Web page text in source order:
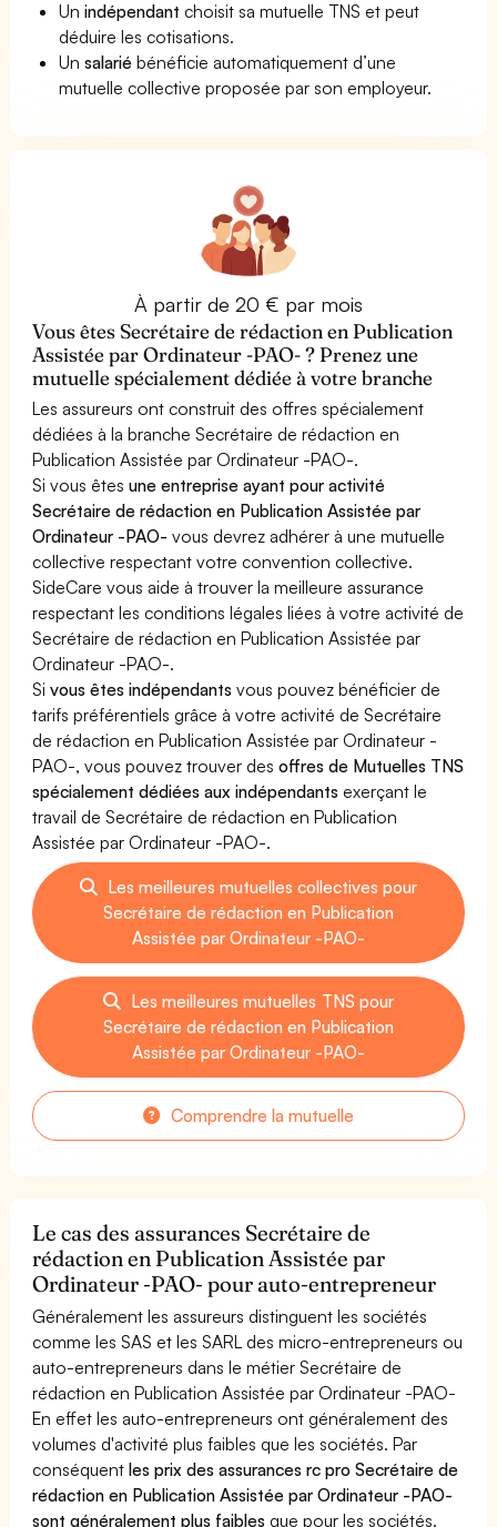
Unindépendant choisit sa mutuelle TNS et peut
déduire les cotisations.
Unsalarié bénéficie automatiquement d’une
mutuelle collective proposée par son employeur.
À partir de 20 € par mois
Vous êtes Secrétaire de rédaction en Publication
Assistée par Ordinateur -PAO- ? Prenez une
mutuelle spécialement dédiée à votre branche
Les assureurs ont construit des offres spécialement
dédiées à la branche Secrétaire de rédaction en
Publication Assistée par Ordinateur -PAO-.
Si vous êtesune entreprise ayant pour activité
Secrétaire de rédaction en Publication Assistée par
Ordinateur -PAO- vous devrez adhérer à une mutuelle
collective respectant votre convention collective.
SideCare vous aide à trouver la meilleure assurance
respectant les conditions légales liées à votre activité de
Secrétaire de rédaction en Publication Assistée par
Ordinateur -PAO-.
Sivous êtes indépendants vous pouvez bénéficier de
tarifs préférentiels grâce à votre activité de Secrétaire
de rédaction en Publication Assistée par Ordinateur -
PAO-, vous pouvez trouver desoffres de Mutuelles TNS
spécialement dédiées aux indépendants exerçant le
travail de Secrétaire de rédaction en Publication
Assistée par Ordinateur -PAO-.
Les meilleures mutuelles collectives pour
Secrétaire de rédaction en Publication
Assistée par Ordinateur -PAO-
Les meilleures mutuelles TNS pour
Secrétaire de rédaction en Publication
Assistée par Ordinateur -PAO-
Comprendre la mutuelle
Le cas des assurances Secrétaire de
rédaction en Publication Assistée par
Ordinateur -PAO- pour auto-entrepreneur
Généralement les assureurs distinguent les sociétés
comme les SAS et les SARL des micro-entrepreneurs ou
auto-entrepreneurs dans le métier Secrétaire de
rédaction en Publication Assistée par Ordinateur -PAO-
En effet les auto-entrepreneurs ont généralement des
volumes d'activité plus faibles que les sociétés. Par
conséquentles prix des assurances rc pro Secrétaire de
rédaction en Publication Assistée par Ordinateur -PAO-
sont généralement plus faibles que pour les sociétés.